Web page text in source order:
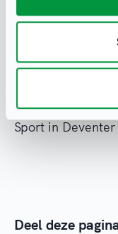
sportkantine. Zo
Sport in Deventer
Deel deze